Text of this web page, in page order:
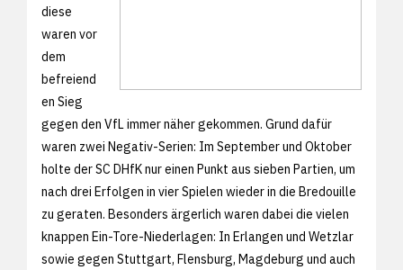
diese
waren vor
dem
befreiend
en Sieg
gegen den VfL immer näher gekommen. Grund dafür
waren zwei Negativ-Serien: Im September und Oktober
holte der SC DHfK nur einen Punkt aus sieben Partien, um
nach drei Erfolgen in vier Spielen wieder in die Bredouille
zu geraten. Besonders ärgerlich waren dabei die vielen
knappen Ein-Tore-Niederlagen: In Erlangen und Wetzlar
sowie gegen Stuttgart, Flensburg, Magdeburg und auch